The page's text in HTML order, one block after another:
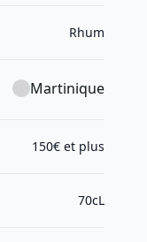
Rhum
Martinique
150€ et plus
70cL